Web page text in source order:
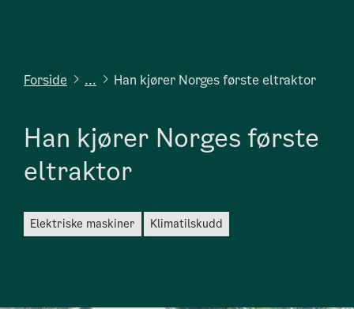
Forside ... Han kjører Norges første eltraktor
Han kjører Norges første
eltraktor
elektriske maskiner klimatilskudd